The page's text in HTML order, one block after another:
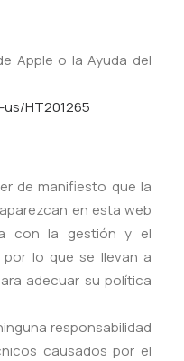
Apple o la Ayuda del
HT201265
de manifiesto que la
en esta web
con la gestión y el
lo que se llevan a
adecuar su política
responsabilidad
causados por el